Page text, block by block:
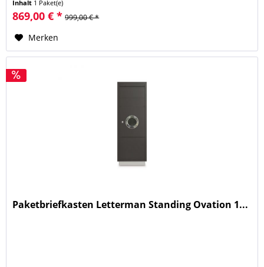
Inhalt 1 Paket(e)
869,00 € * 999,00 € *
Merken
Paketbriefkasten Letterman Standing Ovation 1...